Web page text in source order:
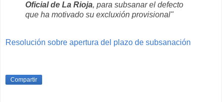
Oficial de La Rioja, para subsanar el defecto
que ha motivado su excluxión provisional"
Resolución sobre apertura del plazo de subsanación
Compartir